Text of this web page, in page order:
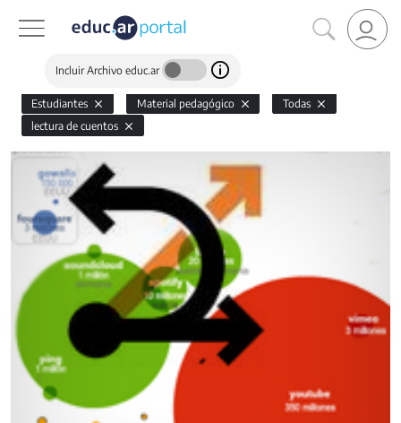
Incluir Archivo educ.ar
Estudiantes Material pedagógico
Todas
lectura de cuentos